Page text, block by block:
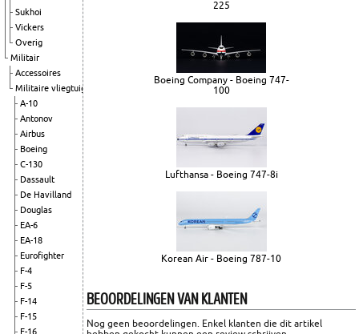
Sukhoi
Vickers
Overig
Militair
Accessoires
Militaire vliegtuigen
A-10
Antonov
Airbus
Boeing
C-130
Dassault
De Havilland
Douglas
EA-6
EA-18
Eurofighter
F-4
F-5
F-14
F-15
F-16
225
Boeing Company - Boeing 747-
100
Lufthansa - Boeing 747-8i
Korean Air - Boeing 787-10
BEOORDELINGEN VAN KLANTEN
Nog geen beoordelingen. Enkel klanten die dit artikel